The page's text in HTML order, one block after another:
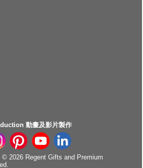
動畫及影片製作
2026 Regent Gifts and Premium